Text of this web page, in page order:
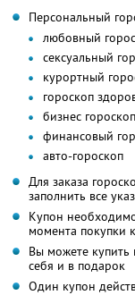
Персональный
любовный
сексуальный
курортный
гороскоп
бизнес гороскоп
финансовый
авто-гороскоп
Для заказа
заполнить все
Купон
момента покупки
Вы можете купить
себя и в подарок
Один купон